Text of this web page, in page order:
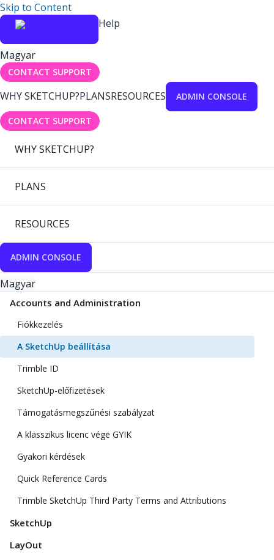
Skip to Content
Help
Magyar
CONTACT SUPPORT
WHY SKETCHUP?PLANSRESOURCES ADMIN CONSOLE
CONTACT SUPPORT
WHY SKETCHUP?
PLANS
RESOURCES
ADMIN CONSOLE
Magyar
Accounts and Administration
Fiókkezelés
A SketchUp beállítása
Trimble ID
SketchUp-előfizetések
Támogatásmegszűnési szabályzat
A klasszikus licenc vége GYIK
Gyakori kérdések
Quick Reference Cards
Trimble SketchUp Third Party Terms and Attributions
SketchUp
LayOut